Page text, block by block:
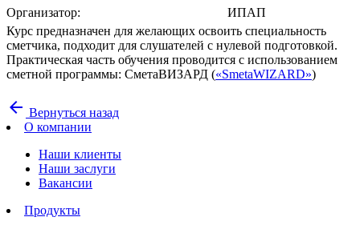
Организатор:
ИПАП
Курс предназначен для желающих освоить специальность
сметчика, подходит для слушателей с нулевой подготовкой.
Практическая часть обучения проводится с использованием
сметной программы: СметаВИЗАРД («SmetaWIZARD»)
arrow_back Вернуться назад
О компании
Наши клиенты
Наши заслуги
Вакансии
Продукты